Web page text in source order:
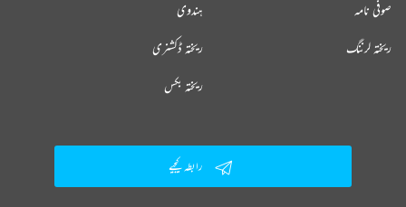
ہندوی صوفی نامہ
ریختہ ڈکشنری ریختہ لرننگ
ریختہ بکس
رابطہ کیجیے